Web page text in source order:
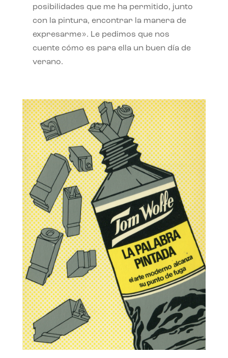
posibilidades que me ha permitido, junto
con la pintura, encontrar la manera de
expresarme». Le pedimos que nos
cuente cómo es para ella un buen día de
verano.